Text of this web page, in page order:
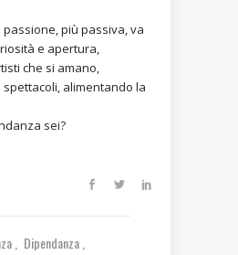
passione, più passiva, va
e apertura,
che si amano,
alimentando la
sei?
Dipendanza